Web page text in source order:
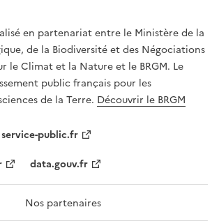
T
É
,
É
G
A
L
F
A
T
en partenariat entre le Ministère de la
de la Biodiversité et des Négociations
le Climat et la Nature et le BRGM. Le
public français pour les
de la Terre. Découvrir le BRGM
service-public.fr
data.gouv.fr
Nos partenaires